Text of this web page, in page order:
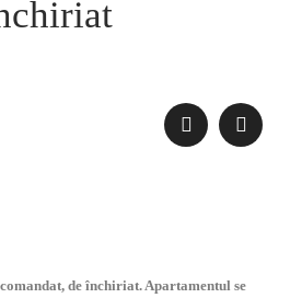
de închiriat. Apartamentul se